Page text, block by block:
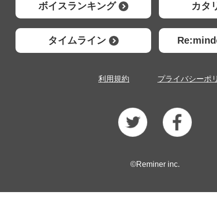
ボイスランキング カタ
タイムライン
利用規約 プライバシーポ
©Reminer inc.